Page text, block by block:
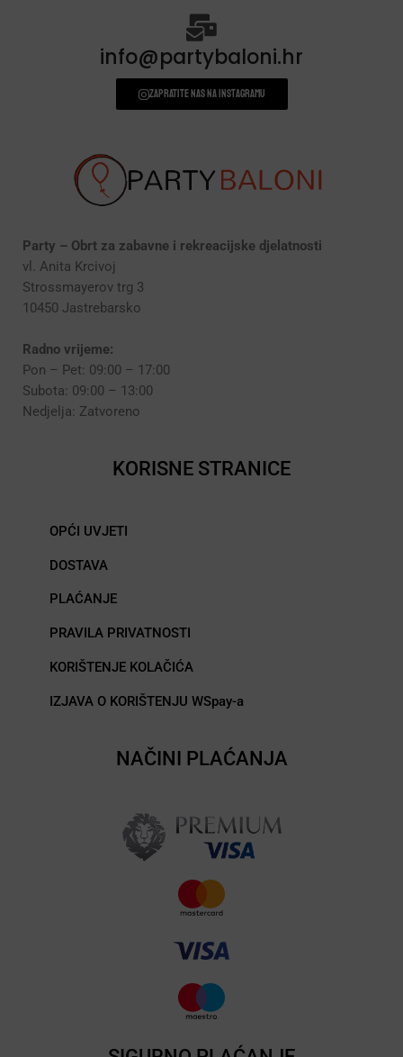
info@partybaloni.hr
Zapratite nas na instagramu
Party – Obrt za zabavne i rekreacijske djelatnosti
vl. Anita Krcivoj
Strossmayerov trg 3
10450 Jastrebarsko
Radno vrijeme:
Pon – Pet: 09:00 – 17:00
Subota: 09:00 – 13:00
Nedjelja: Zatvoreno
KORISNE STRANICE
OPĆI UVJETI
DOSTAVA
PLAĆANJE
PRAVILA PRIVATNOSTI
KORIŠTENJE KOLAČIĆA
IZJAVA O KORIŠTENJU WSpay-a
NAČINI PLAĆANJA